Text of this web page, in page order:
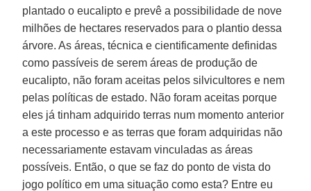
plantado o eucalipto e prevê a possibilidade de nove
milhões de hectares reservados para o plantio dessa
árvore. As áreas, técnica e cientificamente definidas
como passíveis de serem áreas de produção de
eucalipto, não foram aceitas pelos silvicultores e nem
pelas políticas de estado. Não foram aceitas porque
eles já tinham adquirido terras num momento anterior
a este processo e as terras que foram adquiridas não
necessariamente estavam vinculadas as áreas
possíveis. Então, o que se faz do ponto de vista do
jogo político em uma situação como esta? Entre eu